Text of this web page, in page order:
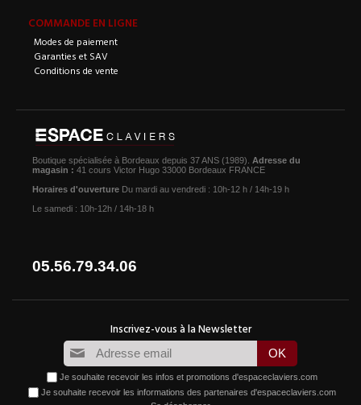
COMMANDE EN LIGNE
Modes de paiement
Garanties et SAV
Conditions de vente
Boutique spécialisée à Bordeaux depuis 37 ANS (1989). Adresse du
magasin : 41 cours Victor Hugo 33000 Bordeaux FRANCE
Horaires d'ouverture Du mardi au vendredi : 10h-12 h / 14h-19 h
Le samedi : 10h-12h / 14h-18 h
05.56.79.34.06
Je souhaite recevoir les infos et promotions d'espaceclaviers.com
Je souhaite recevoir les informations des partenaires d'espaceclaviers.com